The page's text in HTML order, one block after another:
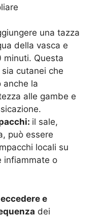
una tazza
della vasca e
minuti. Questa
cutanei che
anche la
alle gambe e
il sale,
può essere
locali su
infiammate o
e
dei